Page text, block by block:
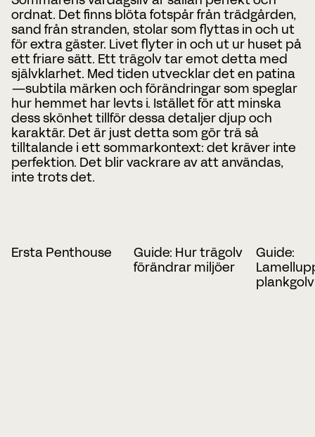
ordnat. Det finns blöta fotspår från trädgården,
sand från stranden, stolar som flyttas in och ut
för extra gäster. Livet flyter in och ut ur huset på
ett friare sätt. Ett trägolv tar emot detta med
självklarhet. Med tiden utvecklar det en patina
—subtila märken och förändringar som speglar
hur hemmet har levts i. Istället för att minska
dess skönhet tillför dessa detaljer djup och
karaktär. Det är just detta som gör trä så
tilltalande i ett sommarkontext: det kräver inte
perfektion. Det blir vackrare av att användas,
inte trots det.
Ersta Penthouse
Guide: Hur trägolv
förändrar miljöer
Guide:
plankgolv